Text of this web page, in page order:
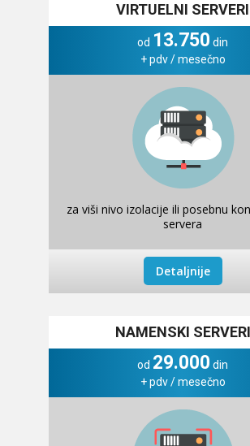
VIRTUELNI SERVERI
od 13.750 din
+ pdv / mesečno
za viši nivo izolacije ili posebnu
servera
Detaljnije
NAMENSKI SERVERI
od 29.000 din
+ pdv / mesečno